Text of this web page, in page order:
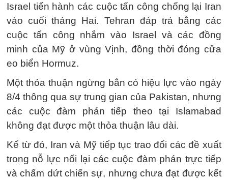
Israel tiến hành các cuộc tấn công chống lại Iran
vào cuối tháng Hai. Tehran đáp trả bằng các
cuộc tấn công nhắm vào Israel và các đồng
minh của Mỹ ở vùng Vịnh, đồng thời đóng cửa
eo biển Hormuz.
Một thỏa thuận ngừng bắn có hiệu lực vào ngày
8/4 thông qua sự trung gian của Pakistan, nhưng
các cuộc đàm phán tiếp theo tại Islamabad
không đạt được một thỏa thuận lâu dài.
Kể từ đó, Iran và Mỹ tiếp tục trao đổi các đề xuất
trong nỗ lực nối lại các cuộc đàm phán trực tiếp
và chấm dứt chiến sự, nhưng chưa đạt được kết